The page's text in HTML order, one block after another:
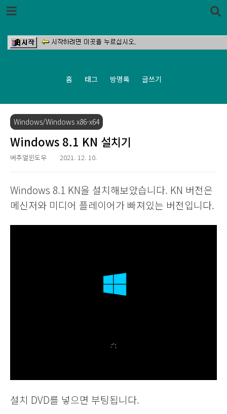
본문 바로가기
홈 태그 방명록 글쓰기
Windows/Windows x86-x64
Windows 8.1 KN 설치기
버추얼윈도우 2021. 12. 10.
Windows 8.1 KN을 설치해보았습니다. KN 버전은
메신저와 미디어 플레이어가 빠져있는 버전입니다.
설치 DVD를 넣으면 부팅됩니다.